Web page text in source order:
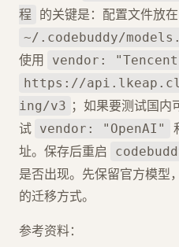
程
的关键是：配置文件放在
~/.codebuddy/
使用
vendor:
https://
ing/v3 ；如果要测试国内
试 vendor: "OpenAI"
址。保存后重启
是否出现。先保留官方模型
的迁移方式。
参考资料：